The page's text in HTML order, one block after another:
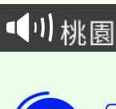
車
桃
公